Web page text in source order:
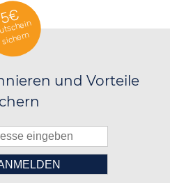
5€
sichern
und Vorteile